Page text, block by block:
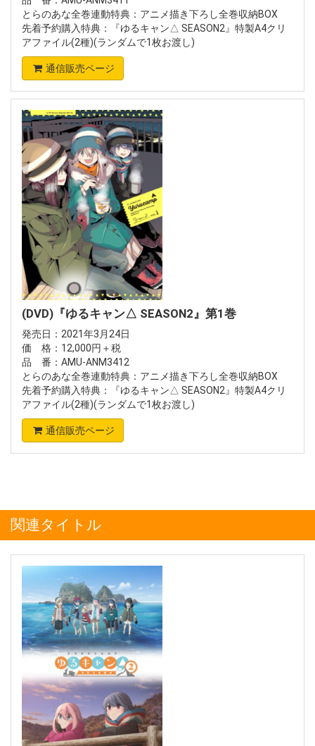
とらのあな全巻連動特典：アニメ描き下ろし全巻収納BOX
先着予約購入特典：『ゆるキャン△ SEASON2』特製A4クリ
アファイル(2種)(ランダムで1枚お渡し)
通信販売ページ
(DVD)『ゆるキャン△ SEASON2』第1巻
発売日：2021年3月24日
価 格：12,000円＋税
品 番：AMU-ANM3412
とらのあな全巻連動特典：アニメ描き下ろし全巻収納BOX
先着予約購入特典：『ゆるキャン△ SEASON2』特製A4クリ
アファイル(2種)(ランダムで1枚お渡し)
通信販売ページ
関連タイトル